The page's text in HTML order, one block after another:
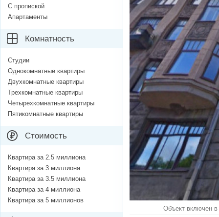
Объект включен в
С пропиской
Апартаменты
Комнатность
Студии
Однокомнатные квартиры
Двухкомнатные квартиры
Трехкомнатные квартиры
Четырехкомнатные квартиры
Пятикомнатные квартиры
Стоимость
Квартира за 2.5 миллиона
Квартира за 3 миллиона
Квартира за 3.5 миллиона
Квартира за 4 миллиона
Квартира за 5 миллионов